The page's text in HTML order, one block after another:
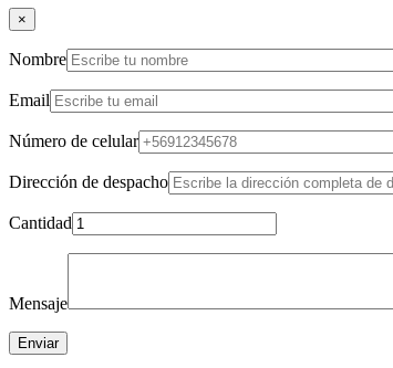
×
Nombre
Email
Número de celular
Dirección de despacho
Cantidad
Mensaje